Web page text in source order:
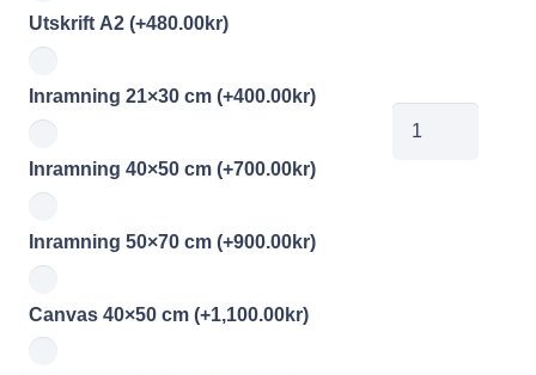
Utskrift A2 (+480.00kr)
Inramning 21×30 cm (+400.00kr)
Inramning 40×50 cm (+700.00kr)
Inramning 50×70 cm (+900.00kr)
Canvas 40×50 cm (+1,100.00kr)